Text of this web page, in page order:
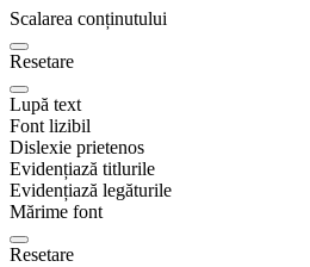
Scalarea conținutului
Resetare
Lupă text
Font lizibil
Dislexie prietenos
Evidențiază titlurile
Evidențiază legăturile
Mărime font
Resetare